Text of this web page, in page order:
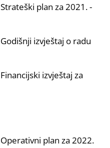
plan za 2021. -
izvještaj o radu
izvještaj za
plan za 2022.